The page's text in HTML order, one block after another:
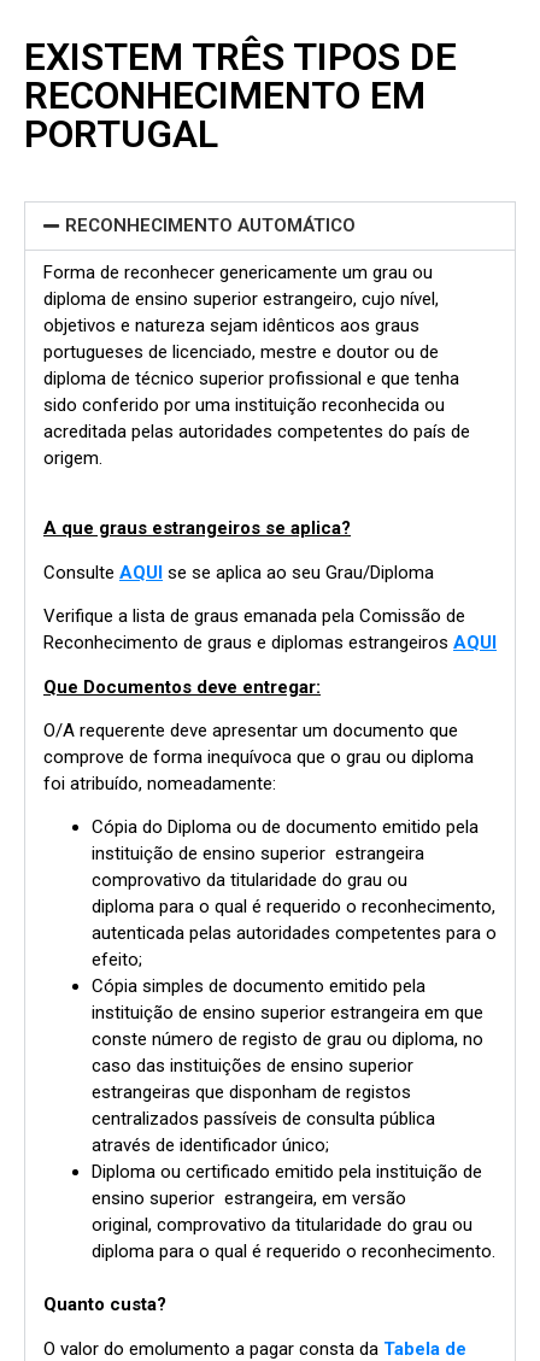
EXISTEM TRÊS TIPOS DE
RECONHECIMENTO EM
PORTUGAL
RECONHECIMENTO AUTOMÁTICO
Forma de reconhecer genericamente um grau ou
diploma de ensino superior estrangeiro, cujo nível,
objetivos e natureza sejam idênticos aos graus
portugueses de licenciado, mestre e doutor ou de
diploma de técnico superior profissional e que tenha
sido conferido por uma instituição reconhecida ou
acreditada pelas autoridades competentes do país de
origem.
A que graus estrangeiros se aplica?
Consulte AQUI se se aplica ao seu Grau/Diploma
Verifique a lista de graus emanada pela Comissão de
Reconhecimento de graus e diplomas estrangeiros AQUI
Que Documentos deve entregar:
O/A requerente deve apresentar um documento que
comprove de forma inequívoca que o grau ou diploma
foi atribuído, nomeadamente:
Cópia do Diploma ou de documento emitido pela
instituição de ensino superior estrangeira
comprovativo da titularidade do grau ou
diploma para o qual é requerido o reconhecimento,
autenticada pelas autoridades competentes para o
efeito;
Cópia simples de documento emitido pela
instituição de ensino superior estrangeira em que
conste número de registo de grau ou diploma, no
caso das instituições de ensino superior
estrangeiras que disponham de registos
centralizados passíveis de consulta pública
através de identificador único;
Diploma ou certificado emitido pela instituição de
ensino superior estrangeira, em versão
original, comprovativo da titularidade do grau ou
diploma para o qual é requerido o reconhecimento.
Quanto custa?
O valor do emolumento a pagar consta da Tabela de